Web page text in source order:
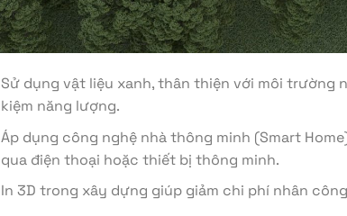
Sử dụng vật liệu xanh, thân thiện với môi
kiệm năng lượng.
Áp dụng công nghệ nhà thông minh (Smart
qua điện thoại hoặc thiết bị thông minh.
In 3D trong xây dựng giúp giảm chi phí nhân